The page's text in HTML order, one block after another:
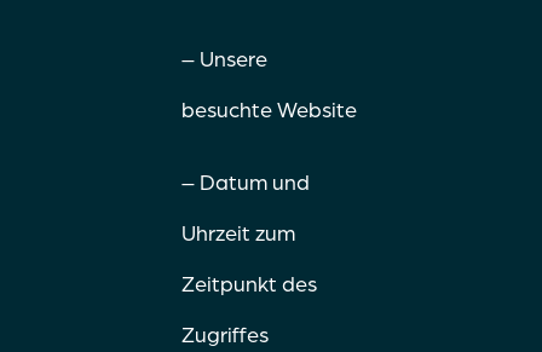
– Unsere
besuchte Website
– Datum und
Uhrzeit zum
Zeitpunkt des
Zugriffes